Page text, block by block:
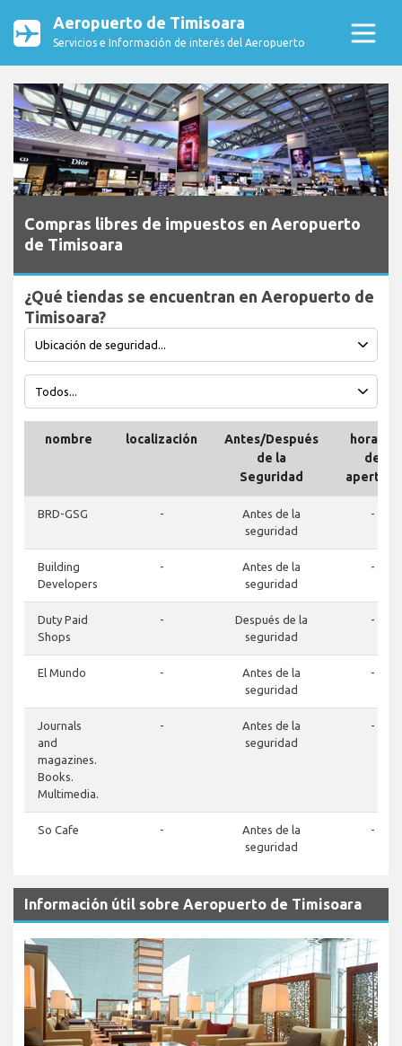
Aeropuerto de Timisoara
Servicios e Información de interés del Aeropuerto
Compras libres de impuestos en Aeropuerto
de Timisoara
¿Qué tiendas se encuentran en Aeropuerto de
Timisoara?
nombre localización
Antes/Después
de la
Seguridad
horario
de
apertura
BRD-GSG -
Antes de la
seguridad
-
Building
Developers
-
Antes de la
seguridad
-
Duty Paid
Shops
-
Después de la
seguridad
-
El Mundo -
Antes de la
seguridad
-
Journals
and
magazines.
Books.
Multimedia.
-
Antes de la
seguridad
-
So Cafe -
Antes de la
seguridad
-
Información útil sobre Aeropuerto de Timisoara